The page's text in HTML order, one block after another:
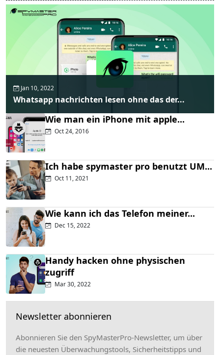
Jan 10, 2022
Whatsapp nachrichten lesen ohne das der...
Wie man ein iPhone mit apple...
Oct 24, 2016
Ich habe spymaster pro benutzt UM...
Oct 11, 2021
Wie kann ich das Telefon meiner...
Dec 15, 2022
Handy hacken ohne physischen
zugriff
Mar 30, 2022
Newsletter abonnieren
Abonnieren Sie den SpyMasterPro-Newsletter, um über
die neuesten Überwachungstools, Sicherheitstipps und